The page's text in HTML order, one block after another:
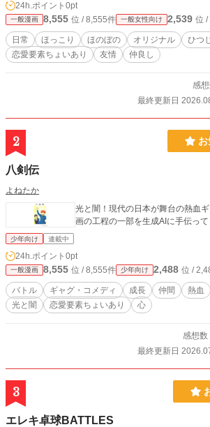
24h.ポイント 0pt
一般漫画 8,555 位 / 8,555件 一般女性向け 2,539 位 /
日常 ほっこり ほのぼの オリジナル ひつ
恋愛要素ちょいあり
友情 仲良し
感
最終更新日
2
八剣伝
よねたか
光と闇！現代の日本が舞台の熱血
画の工程の一部を生成AIに手伝って
少年向け 連載中
24h.ポイント 0pt
一般漫画 8,555 位 / 8,555件 少年向け 2,488 位 /
バトル ギャグ・コメディ 成長 仲間 熱血
光と闇
恋愛要素ちょいあり 心
感想数
最終更新日
3
エレキ卓球BATTLES